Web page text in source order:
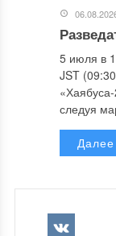
5 июля в
JST
следуя
Далее